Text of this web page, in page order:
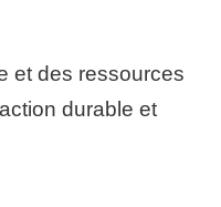
et des ressources
durable et